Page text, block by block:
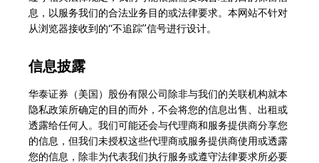
息，以服务我们的合法业务目的或法律要求。本网站不针对
从浏览器接收到的“不追踪”信号进行设计。
信息披露
华泰证券（美国）股份有限公司除非与我们的关联机构就本
隐私政策所确定的目的而外，不会将您的信息出售、出租或
透露给任何人。我们可能还会与代理商和服务提供商分享您
的信息，但我们未授权这些代理商或服务提供商使用或透露
您的信息，除非为代表我们执行服务或遵守法律要求所必要